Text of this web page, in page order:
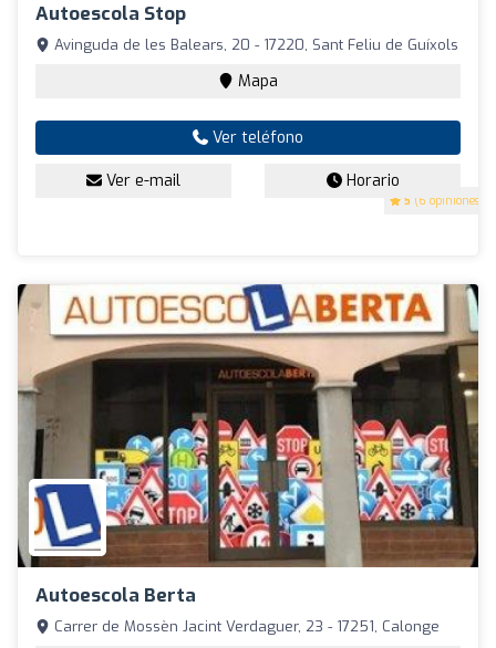
Autoescola Stop
5 (6 opiniones)
Avinguda de les Balears, 20 - 17220, Sant Feliu de Guíxols
Mapa
Ver teléfono
Ver e-mail Horario
Autoescola Berta
Carrer de Mossèn Jacint Verdaguer, 23 - 17251, Calonge